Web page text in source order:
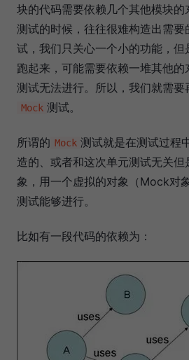
块的代码需要依赖几个其他模块
测试的时候，往往很难构造出需要
试，我们只关心一个小的功能，
跑起来，可能需要依赖一堆其他
测试无法进行。所以，我们就需要
Mock 测试。
所谓的 Mock 测试就是在测试过程
造的、或者和这次单元测试无关
象，用一个虚拟的对象（Mock对
测试能够进行。
比如有一段代码的依赖为：